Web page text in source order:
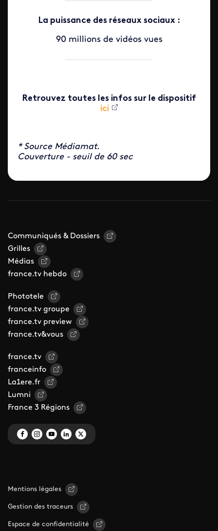
La puissance des réseaux sociaux :
90 millions de vidéos vues
Retrouvez toutes les infos sur le dispositif
ici
* Source Médiamat.
Couverture - seuil de 60 sec
Communiqués & Dossiers
Grilles
Médias
france.tv hebdo
Phototele
france.tv groupe
france.tv preview
france.tv&vous
france.tv
franceinfo
La1ere.fr
Lumni
France 3 Régions
Mentions légales
Gestion des traceurs
Espace de confidentialité